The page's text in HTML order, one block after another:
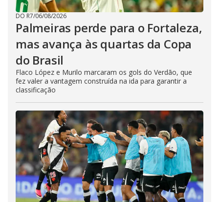
DO R7/06/08/2026
Palmeiras perde para o Fortaleza,
mas avança às quartas da Copa
do Brasil
Flaco López e Murilo marcaram os gols do Verdão, que
fez valer a vantagem construída na ida para garantir a
classificação